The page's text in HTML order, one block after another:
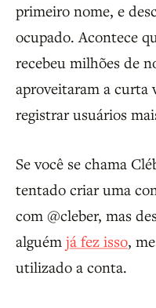
primeiro nome, e
ocupado. Acontece
recebeu milhões de
aproveitaram a curta
registrar usuários
Se você se chama
tentado criar uma
com @cleber, mas
alguém já fez isso,
utilizado a conta.